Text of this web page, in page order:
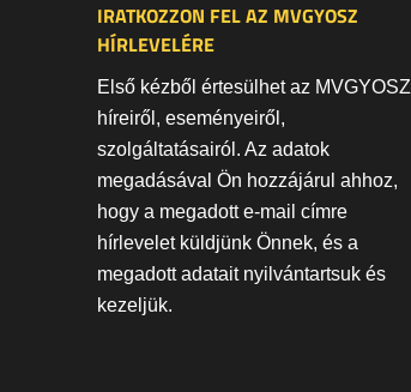
IRATKOZZON FEL AZ MVGYOSZ
HÍRLEVELÉRE
Első kézből értesülhet az MVGYOSZ
híreiről, eseményeiről,
szolgáltatásairól. Az adatok
megadásával Ön hozzájárul ahhoz,
hogy a megadott e-mail címre
hírlevelet küldjünk Önnek, és a
megadott adatait nyilvántartsuk és
kezeljük.